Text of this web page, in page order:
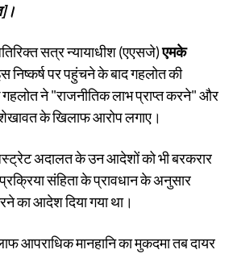
सत्र न्यायाधीश (एएसजे)एमके
निष्कर्ष पर पहुंचने के बाद गहलोत की
गहलोत ने "राजनीतिक लाभ प्राप्त करने" और
के खिलाफ आरोप लगाए।
अदालत के उन आदेशों को भी बरकरार
संहिता के प्रावधान के अनुसार
का आदेश दिया गया था।
आपराधिक मानहानि का मुकदमा तब दायर